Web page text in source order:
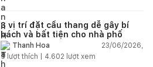
3 vị trí đặt cầu thang dễ gây bí
bách và bất tiện cho nhà phố
Thanh Hoa
23/06/2026,
5 lượt thích | 4.602 lượt xem